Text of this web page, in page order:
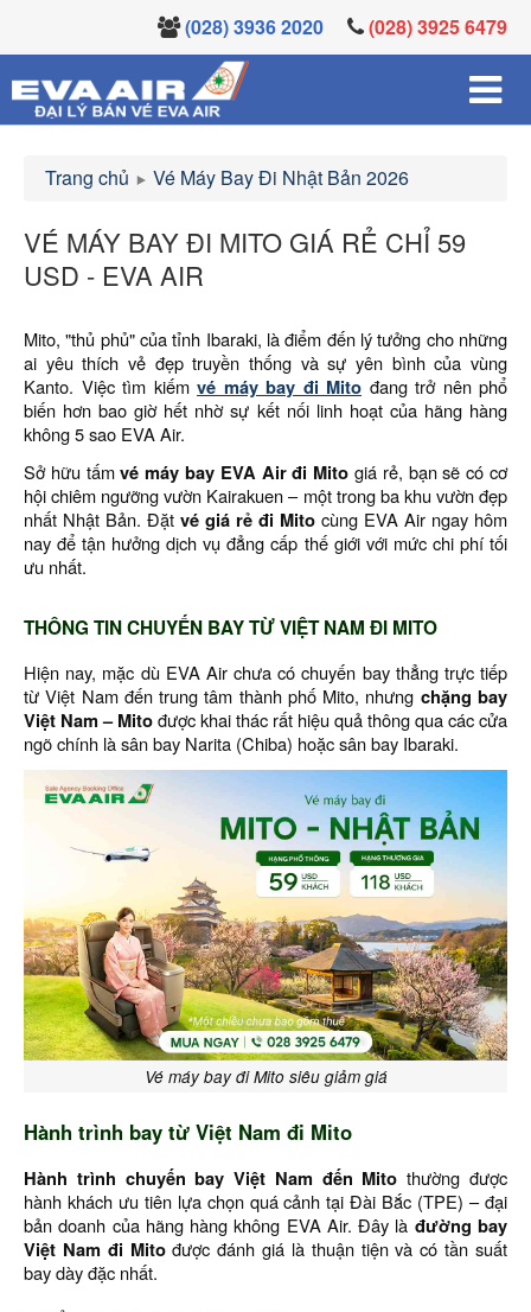
(028) 3936 2020 (028) 3925 6479
Trang chủ Vé Máy Bay Đi Nhật Bản 2026
VÉ MÁY BAY ĐI MITO GIÁ RẺ CHỈ 59
USD - EVA AIR
Mito, "thủ phủ" của tỉnh Ibaraki, là điểm đến lý tưởng cho những
ai yêu thích vẻ đẹp truyền thống và sự yên bình của vùng
Kanto. Việc tìm kiếm vé máy bay đi Mito đang trở nên phổ
biến hơn bao giờ hết nhờ sự kết nối linh hoạt của hãng hàng
không 5 sao EVA Air.
Sở hữu tấmvé máy bay EVA Air đi Mito giá rẻ, bạn sẽ có cơ
hội chiêm ngưỡng vườn Kairakuen – một trong ba khu vườn đẹp
nhất Nhật Bản. Đặt vé giá rẻ đi Mito cùng EVA Air ngay hôm
nay để tận hưởng dịch vụ đẳng cấp thế giới với mức chi phí tối
ưu nhất.
THÔNG TIN CHUYẾN BAY TỪ VIỆT NAM ĐI MITO
Hiện nay, mặc dù EVA Air chưa có chuyến bay thẳng trực tiếp
từ Việt Nam đến trung tâm thành phố Mito, nhưng chặng bay
Việt Nam – Mitođược khai thác rất hiệu quả thông qua các cửa
ngõ chính là sân bay Narita (Chiba) hoặc sân bay Ibaraki.
Vé máy bay đi Mito siêu giảm giá
Hành trình bay từ Việt Nam đi Mito
Hành trình chuyến bay Việt Nam đến Mito thường được
hành khách ưu tiên lựa chọn quá cảnh tại Đài Bắc (TPE) – đại
bản doanh của hãng hàng không EVA Air. Đây là đường bay
Việt Nam đi Mitođược đánh giá là thuận tiện và có tần suất
bay dày đặc nhất.